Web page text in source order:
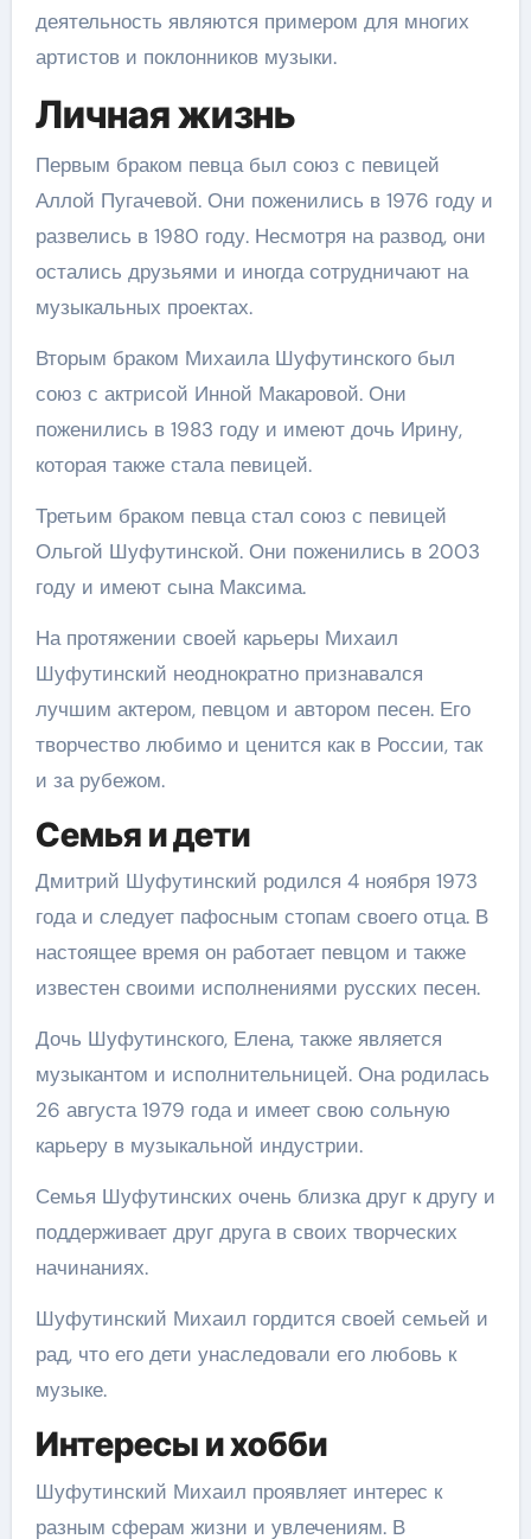
деятельность являются примером для многих
артистов и поклонников музыки.
Личная жизнь
Первым браком певца был союз с певицей
Аллой Пугачевой. Они поженились в 1976 году и
развелись в 1980 году. Несмотря на развод, они
остались друзьями и иногда сотрудничают на
музыкальных проектах.
Вторым браком Михаила Шуфутинского был
союз с актрисой Инной Макаровой. Они
поженились в 1983 году и имеют дочь Ирину,
которая также стала певицей.
Третьим браком певца стал союз с певицей
Ольгой Шуфутинской. Они поженились в 2003
году и имеют сына Максима.
На протяжении своей карьеры Михаил
Шуфутинский неоднократно признавался
лучшим актером, певцом и автором песен. Его
творчество любимо и ценится как в России, так
и за рубежом.
Семья и дети
Дмитрий Шуфутинский родился 4 ноября 1973
года и следует пафосным стопам своего отца. В
настоящее время он работает певцом и также
известен своими исполнениями русских песен.
Дочь Шуфутинского, Елена, также является
музыкантом и исполнительницей. Она родилась
26 августа 1979 года и имеет свою сольную
карьеру в музыкальной индустрии.
Семья Шуфутинских очень близка друг к другу и
поддерживает друг друга в своих творческих
начинаниях.
Шуфутинский Михаил гордится своей семьей и
рад, что его дети унаследовали его любовь к
музыке.
Интересы и хобби
Шуфутинский Михаил проявляет интерес к
разным сферам жизни и увлечениям. В